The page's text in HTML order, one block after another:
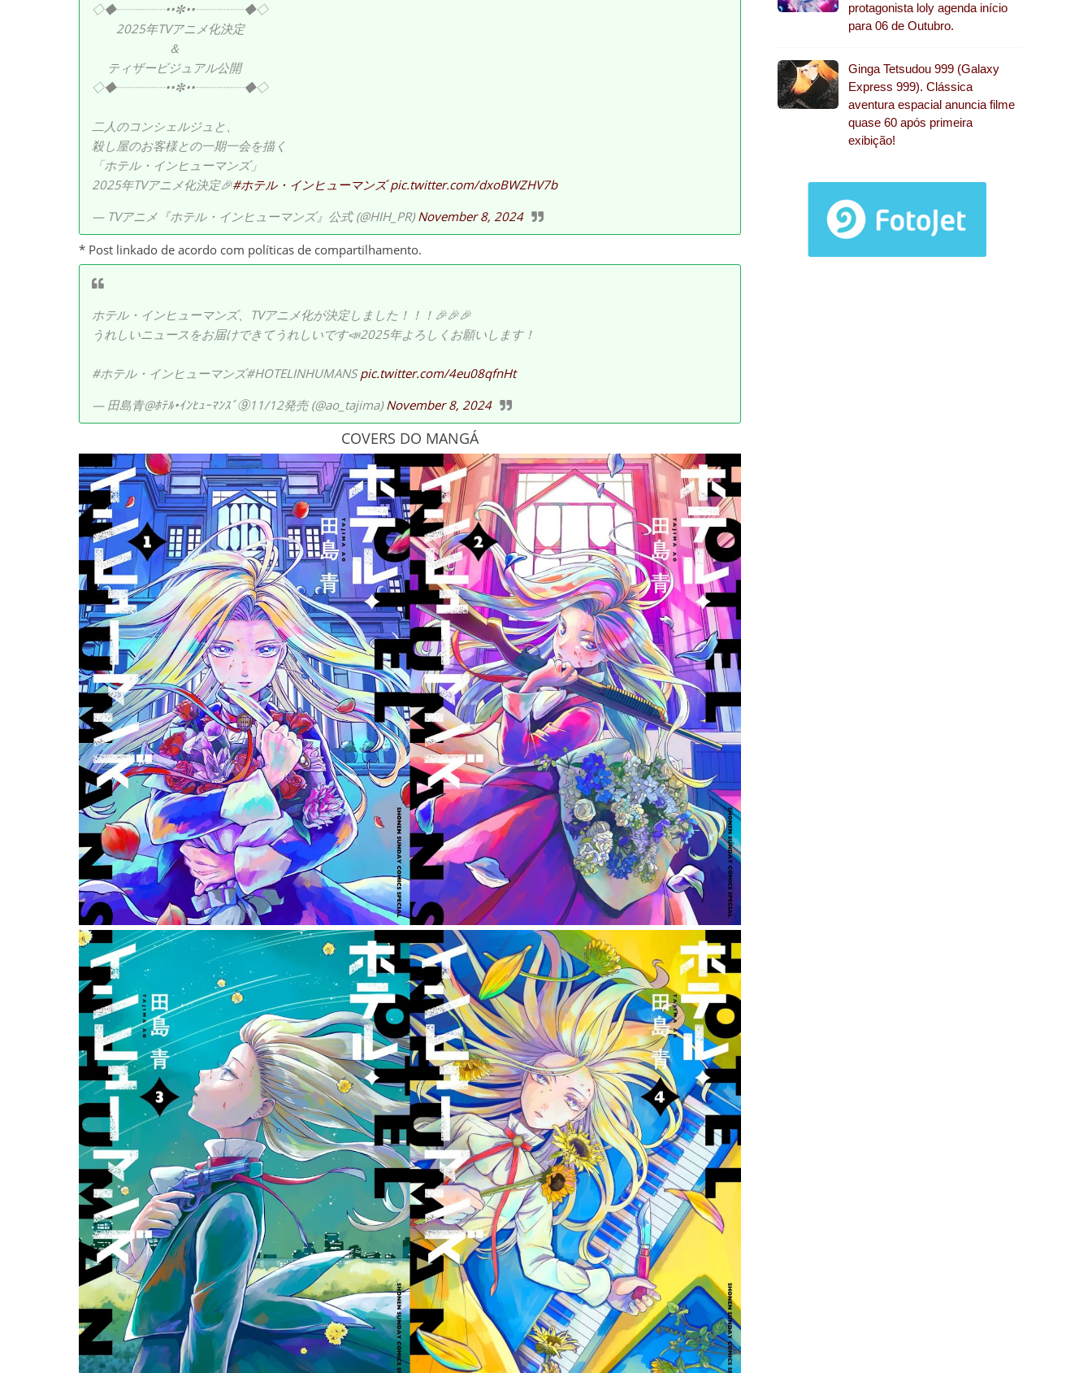
◇◆┈┈┈┈••✼••┈┈┈┈◆◇
2025年TVアニメ化決定
＆
ティザービジュアル公開
◇◆┈┈┈┈••✼••┈┈┈┈◆◇
二人のコンシェルジュと、
殺し屋のお客様との一期一会を描く
「ホテル・インヒューマンズ」
2025年TVアニメ化決定🎉#ホテル・インヒューマンズ pic.twitter.com/dxoBWZHV7b
— TVアニメ『ホテル・インヒューマンズ』公式 (@HIH_PR)November 8, 2024
* Post linkado de acordo com políticas de compartilhamento.
ホテル・インヒューマンズ、TVアニメ化が決定しました！！！🎉🎉🎉
うれしいニュースをお届けできてうれしいです📣2025年よろしくお願いします！
#ホテル・インヒューマンズ#HOTELINHUMANSpic.twitter.com/4eu08qfnHt
— 田島青@ﾎﾃﾙ•ｲﾝﾋｭｰﾏﾝｽﾞ⑨11/12発売 (@ao_tajima)November 8, 2024
COVERS DO MANGÁ
protagonista loly agenda início
para 06 de Outubro.
Ginga Tetsudou 999 (Galaxy
Express 999). Clássica
aventura espacial anuncia filme
quase 60 após primeira
exibição!